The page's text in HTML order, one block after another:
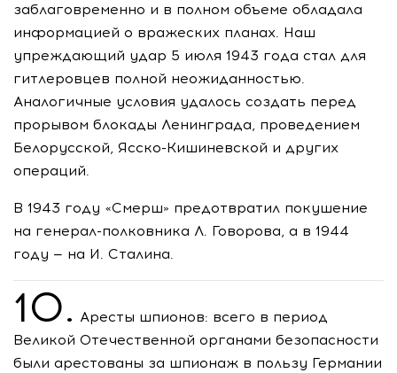
заблаговременно и в полном объеме обладала
информацией о вражеских планах. Наш
упреждающий удар 5 июля 1943 года стал для
гитлеровцев полной неожиданностью.
Аналогичные условия удалось создать перед
прорывом блокады Ленинграда, проведением
Белорусской, Ясско-Кишиневской и других
операций.
В 1943 году «Смерш» предотвратил покушение
на генерал-полковника Л. Говорова, а в 1944
году — на И. Сталина.
10. Аресты шпионов: всего в период
Великой Отечественной органами безопасности
были арестованы за шпионаж в пользу Германии